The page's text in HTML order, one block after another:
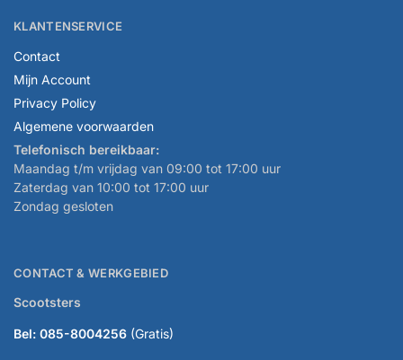
KLANTENSERVICE
Contact
Mijn Account
Privacy Policy
Algemene voorwaarden
Telefonisch bereikbaar:
Maandag t/m vrijdag van 09:00 tot 17:00 uur
Zaterdag van 10:00 tot 17:00 uur
Zondag gesloten
CONTACT & WERKGEBIED
Scootsters
Bel: 085-8004256 (Gratis)